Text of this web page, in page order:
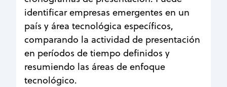
identificar empresas emergentes en un
país y área tecnológica específicos,
comparando la actividad de presentación
en períodos de tiempo definidos y
resumiendo las áreas de enfoque
tecnológico.